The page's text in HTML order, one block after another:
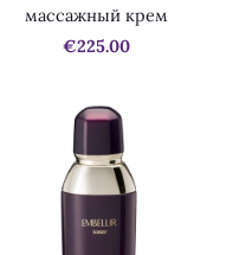
массажный крем
€225.00